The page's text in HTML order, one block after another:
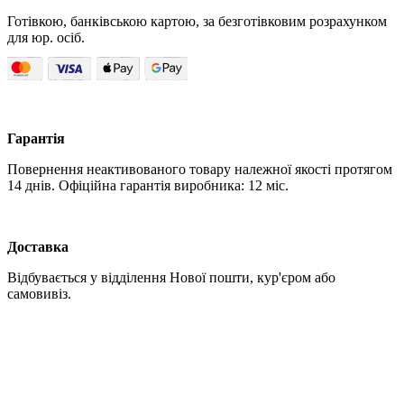
Готівкою, банківською картою, за безготівковим розрахунком
для юр. осіб.
Гарантія
Повернення неактивованого товару належної якості протягом
14 днів. Офіційна гарантія виробника: 12 міс.
Доставка
Відбувається у відділення Нової пошти, кур'єром або
самовивіз.